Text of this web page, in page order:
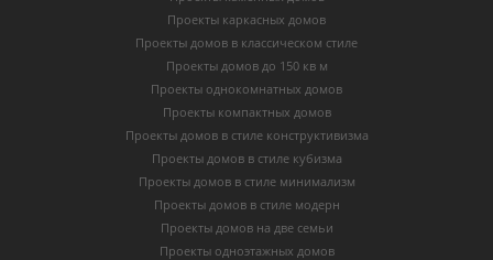
Проекты каркасных домов
Проекты домов в классическом стиле
Проекты домов до 150 кв м
Проекты однокомнатных домов
Проекты компактных домов
Проекты домов в стиле конструктивизма
Проекты домов в стиле кубизма
Проекты домов в стиле минимализм
Проекты домов в стиле модерн
Проекты домов на две семьи
Проекты одноэтажных домов